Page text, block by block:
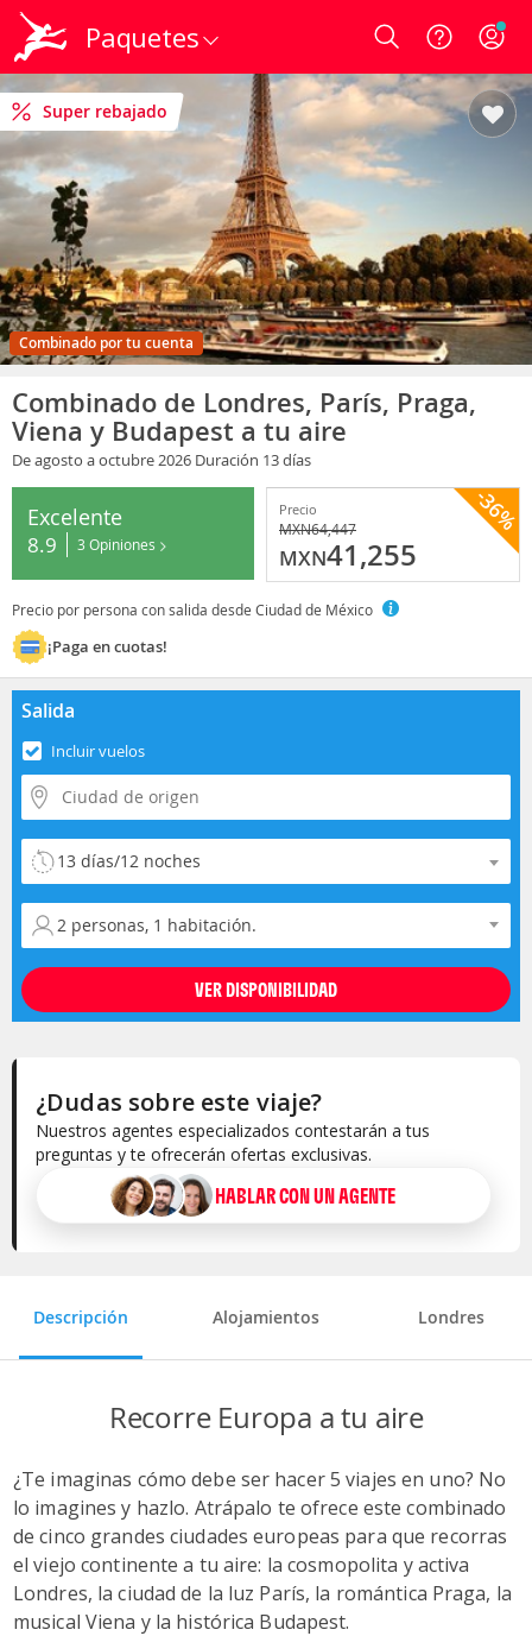
Paquetes Login
Super rebajado
Combinado por tu cuenta
Combinado de Londres, París, Praga,
Viena y Budapest a tu aire
De agosto a octubre 2026 Duración 13 días
Excelente
8.9 3 Opiniones
-36%
Precio
MXN64,447
MXN41,255
Precio por persona con salida desde Ciudad de México
¡Paga en cuotas!
Salida
Incluir vuelos
Selecciona la duración del viaje
Selecciona la ocupación
¿Dudas sobre este viaje?
Nuestros agentes especializados contestarán a tus
preguntas y te ofrecerán ofertas exclusivas.
HABLAR CON UN AGENTE
Descripción Alojamientos Londres
Recorre Europa a tu aire
¿Te imaginas cómo debe ser hacer 5 viajes en uno? No
lo imagines y hazlo. Atrápalo te ofrece este combinado
de cinco grandes ciudades europeas para que recorras
el viejo continente a tu aire: la cosmopolita y activa
Londres, la ciudad de la luz París, la romántica Praga, la
musical Viena y la histórica Budapest.